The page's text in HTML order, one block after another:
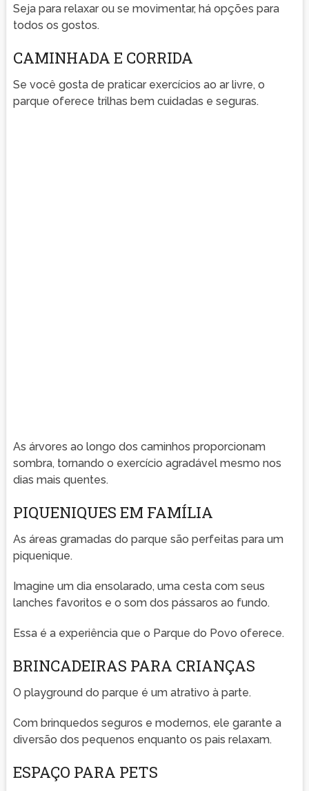
Seja para relaxar ou se movimentar, há opções para
todos os gostos.
CAMINHADA E CORRIDA
Se você gosta de praticar exercícios ao ar livre, o
parque oferece trilhas bem cuidadas e seguras.
As árvores ao longo dos caminhos proporcionam
sombra, tornando o exercício agradável mesmo nos
dias mais quentes.
PIQUENIQUES EM FAMÍLIA
As áreas gramadas do parque são perfeitas para um
piquenique.
Imagine um dia ensolarado, uma cesta com seus
lanches favoritos e o som dos pássaros ao fundo.
Essa é a experiência que o Parque do Povo oferece.
BRINCADEIRAS PARA CRIANÇAS
O playground do parque é um atrativo à parte.
Com brinquedos seguros e modernos, ele garante a
diversão dos pequenos enquanto os pais relaxam.
ESPAÇO PARA PETS